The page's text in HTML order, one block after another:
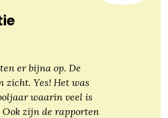
er bijna op. De
zicht. Yes! Het was
waarin veel is
Ook zijn de rapporten